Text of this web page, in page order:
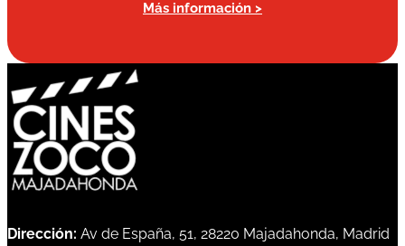
Más información >
Dirección: Av de España, 51, 28220 Majadahonda, Madrid